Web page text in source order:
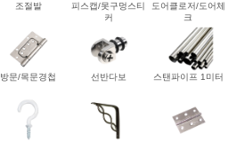
조절발
피스캡/못구멍스티
커
도어클로저/도어체
크
방문/목문경첩 선반다보 스탠파이프 1미터